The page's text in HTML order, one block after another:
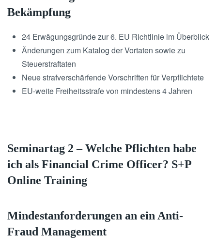
Bekämpfung
24 Erwägungsgründe zur 6. EU Richtlinie im Überblick
Änderungen zum Katalog der Vortaten sowie zu
Steuerstraftaten
Neue strafverschärfende Vorschriften für Verpflichtete
EU-weite Freiheitsstrafe von mindestens 4 Jahren
Seminartag 2 – Welche Pflichten habe
ich als Financial Crime Officer? S+P
Online Training
Mindestanforderungen an ein Anti-
Fraud Management